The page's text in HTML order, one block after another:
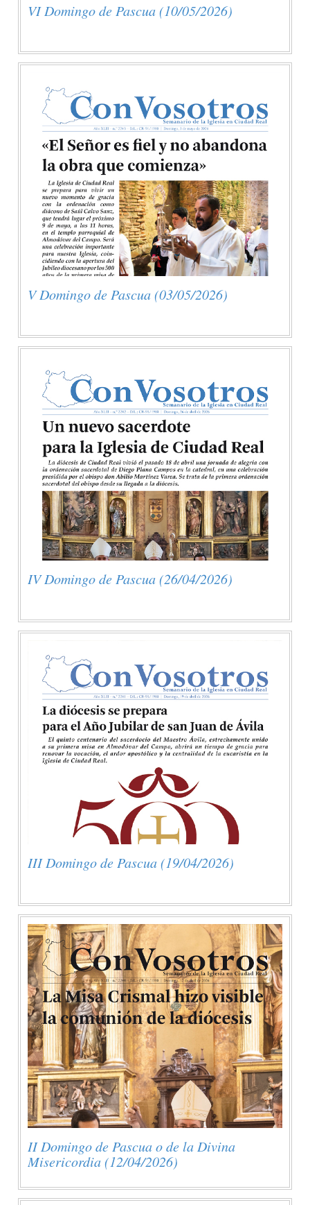
VI Domingo de Pascua (10/05/2026)
V Domingo de Pascua (03/05/2026)
IV Domingo de Pascua (26/04/2026)
III Domingo de Pascua (19/04/2026)
II Domingo de Pascua o de la Divina
Misericordia (12/04/2026)